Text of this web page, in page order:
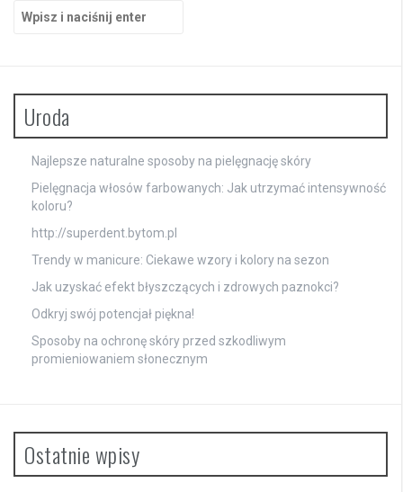
Uroda
Najlepsze naturalne sposoby na pielęgnację skóry
Pielęgnacja włosów farbowanych: Jak utrzymać intensywność
koloru?
http://superdent.bytom.pl
Trendy w manicure: Ciekawe wzory i kolory na sezon
Jak uzyskać efekt błyszczących i zdrowych paznokci?
Odkryj swój potencjał piękna!
Sposoby na ochronę skóry przed szkodliwym
promieniowaniem słonecznym
Ostatnie wpisy